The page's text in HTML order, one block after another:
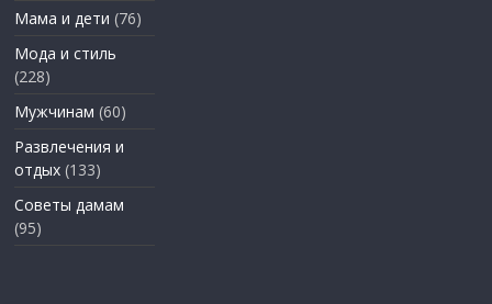
Мама и дети (76)
Мода и стиль
(228)
Мужчинам (60)
Развлечения и
отдых (133)
Советы дамам
(95)